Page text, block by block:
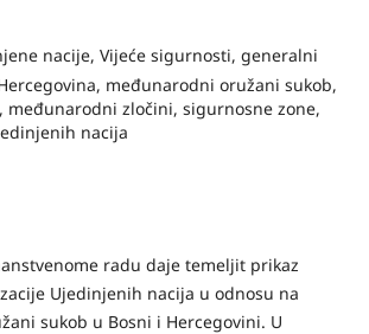
nacije, Vijeće sigurnosti, generalni
međunarodni oružani sukob,
međunarodni zločini, sigurnosne zone,
nacija
radu daje temeljit prikaz
Ujedinjenih nacija u odnosu na
sukob u Bosni i Hercegovini. U